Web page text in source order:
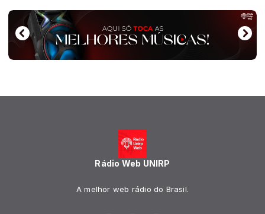
Rádio Web UNIRP
A melhor web rádio do Brasil.